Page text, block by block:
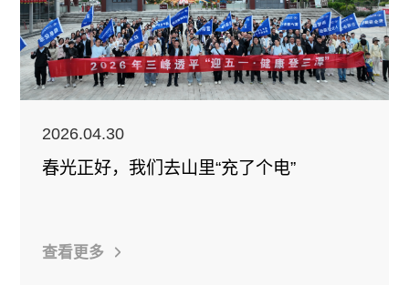
2026.04.30
春光正好，我们去山里“充了个电”
查看更多